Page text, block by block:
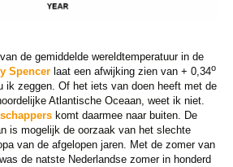
de gemiddelde wereldtemperatuur in de
Spencerlaat een afwijking zien van + 0,34o
ik zeggen. Of het iets van doen heeft met de
Atlantische Oceaan, weet ik niet.
komt daarmee naar buiten. De
is mogelijk de oorzaak van het slechte
van de afgelopen jaren. Met de zomer van
de natste Nederlandse zomer in honderd